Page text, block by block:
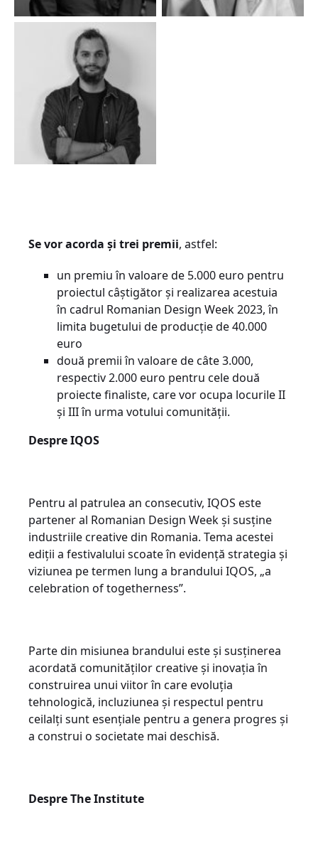
Se vor acorda și trei premii, astfel:
un premiu în valoare de 5.000 euro pentru
proiectul câștigător și realizarea acestuia
în cadrul Romanian Design Week 2023, în
limita bugetului de producție de 40.000
euro
două premii în valoare de câte 3.000,
respectiv 2.000 euro pentru cele două
proiecte finaliste, care vor ocupa locurile II
și III în urma votului comunității.
Despre IQOS
Pentru al patrulea an consecutiv, IQOS este
partener al Romanian Design Week și susține
industriile creative din Romania. Tema acestei
ediții a festivalului scoate în evidență strategia și
viziunea pe termen lung a brandului IQOS, „a
celebration of togetherness”.
Parte din misiunea brandului este și susținerea
acordată comunităților creative și inovația în
construirea unui viitor în care evoluția
tehnologică, incluziunea și respectul pentru
ceilalți sunt esențiale pentru a genera progres și
a construi o societate mai deschisă.
Despre The Institute